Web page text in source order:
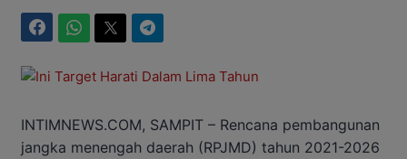
INTIMNEWS.COM, SAMPIT – Rencana pembangunan
jangka menengah daerah (RPJMD) tahun 2021-2026